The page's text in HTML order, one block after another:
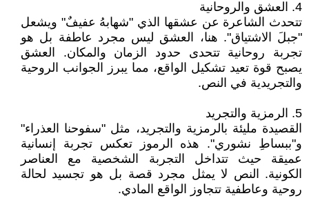
4. العشق والروحانية
تتحدث الشاعرة عن عشقها الذي "شهابهُ عفيفٌ" ويشعل
"جبلَ الاشتياق". هنا، العشق ليس مجرد عاطفة بل هو
تجربة روحانية تتحدى حدود الزمان والمكان. العشق
يصبح قوة تعيد تشكيل الواقع، مما يبرز الجوانب الروحية
والتجريدية في النص.
5. الرمزية والتجريد
القصيدة مليئة بالرمزية والتجريد، مثل "سفوحنا العذراء"
و"ببساطِ نشوري". هذه الرموز تعكس تجربة إنسانية
عميقة حيث تتداخل التجربة الشخصية مع العناصر
الكونية. النص لا يمثل مجرد قصة بل هو تجسيد لحالة
روحية وعاطفية تتجاوز الواقع المادي.